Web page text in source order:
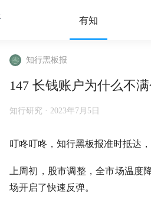
有知
知行黑板报
147 长钱账户为什么不
知行研究 · 2023年7月5日
叮咚叮咚，知行黑板报准时抵达，
上周初，股市调整，全市场温度
场开启了快速反弹。